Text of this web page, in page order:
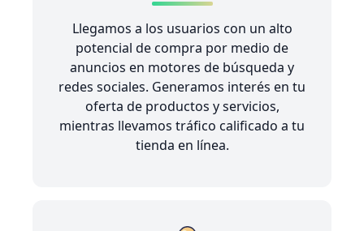
Llegamos a los usuarios con un alto
potencial de compra por medio de
anuncios en motores de búsqueda y
redes sociales. Generamos interés en tu
oferta de productos y servicios,
mientras llevamos tráfico calificado a tu
tienda en línea.